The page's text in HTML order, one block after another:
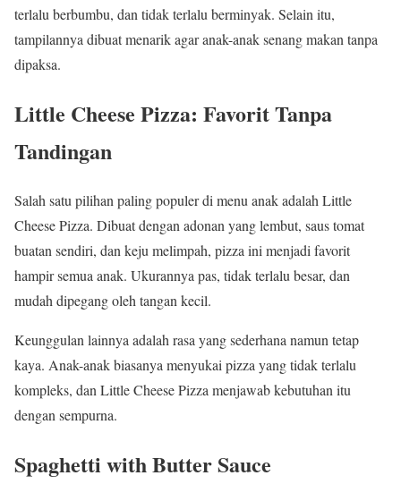
terlalu berbumbu, dan tidak terlalu berminyak. Selain itu,
tampilannya dibuat menarik agar anak-anak senang makan tanpa
dipaksa.
Little Cheese Pizza: Favorit Tanpa
Tandingan
Salah satu pilihan paling populer di menu anak adalah Little
Cheese Pizza. Dibuat dengan adonan yang lembut, saus tomat
buatan sendiri, dan keju melimpah, pizza ini menjadi favorit
hampir semua anak. Ukurannya pas, tidak terlalu besar, dan
mudah dipegang oleh tangan kecil.
Keunggulan lainnya adalah rasa yang sederhana namun tetap
kaya. Anak-anak biasanya menyukai pizza yang tidak terlalu
kompleks, dan Little Cheese Pizza menjawab kebutuhan itu
dengan sempurna.
Spaghetti with Butter Sauce